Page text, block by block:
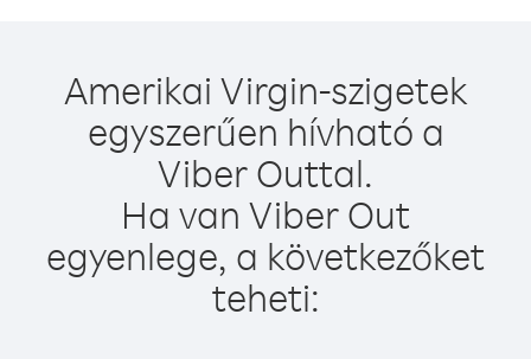
Amerikai Virgin-szigetek
egyszerűen hívható a
Viber Outtal.
Ha van Viber Out
egyenlege, a következőket
teheti: